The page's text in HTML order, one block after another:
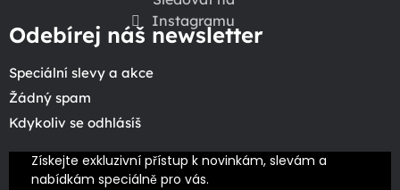
Instagramu
Odebírej náš newsletter
Speciální slevy a akce
Žádný spam
Kdykoliv se odhlásíš
Získejte exkluzivní přístup k novinkám, slevám a
nabídkám speciálně pro vás.